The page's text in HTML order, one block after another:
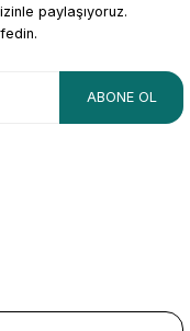
paylaşıyoruz.
ABONE OL